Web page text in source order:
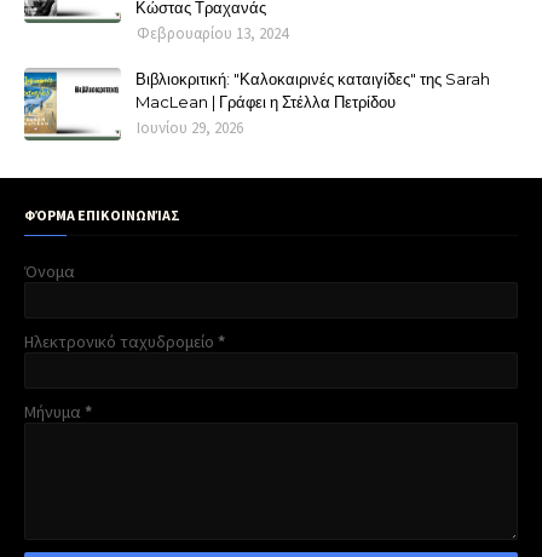
Κώστας Τραχανάς
Φεβρουαρίου 13, 2024
Βιβλιοκριτική: "Καλοκαιρινές καταιγίδες" της Sarah
MacLean | Γράφει η Στέλλα Πετρίδου
Ιουνίου 29, 2026
ΦΌΡΜΑ ΕΠΙΚΟΙΝΩΝΊΑΣ
Όνομα
Ηλεκτρονικό ταχυδρομείο *
Μήνυμα *